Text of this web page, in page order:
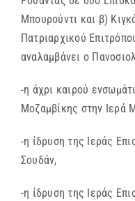
Μπουρούντι και β)
Πατριαρχικού
αναλαμβάνει ο
-η άχρι καιρού
Μοζαμβίκης στην Ιερά
-η ίδρυση της Ιεράς
Σουδάν,
-η ίδρυση της Ιεράς